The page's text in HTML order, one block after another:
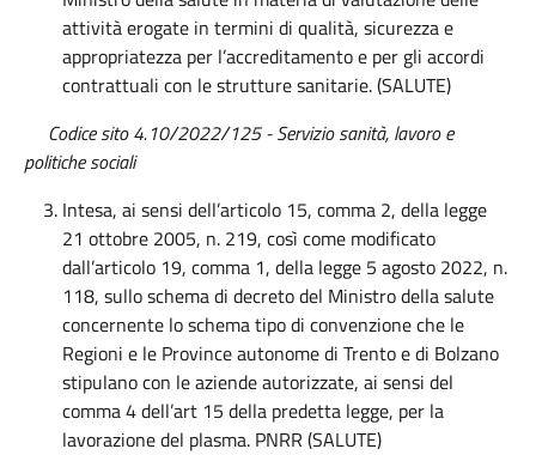
attività erogate in termini di qualità, sicurezza e
appropriatezza per l’accreditamento e per gli accordi
contrattuali con le strutture sanitarie. (SALUTE)
Codice sito 4.10/2022/125 -Servizio sanità, lavoro e
politiche sociali
Intesa, ai sensi dell’articolo 15, comma 2, della legge
21 ottobre 2005, n. 219, così come modificato
dall’articolo 19, comma 1, della legge 5 agosto 2022, n.
118, sullo schema di decreto del Ministro della salute
concernente lo schema tipo di convenzione che le
Regioni e le Province autonome di Trento e di Bolzano
stipulano con le aziende autorizzate, ai sensi del
comma 4 dell’art 15 della predetta legge, per la
lavorazione del plasma. PNRR (SALUTE)